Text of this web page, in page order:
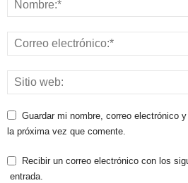
Guardar mi nombre, correo electrónico
la próxima vez que comente.
Recibir un correo electrónico con los
entrada.